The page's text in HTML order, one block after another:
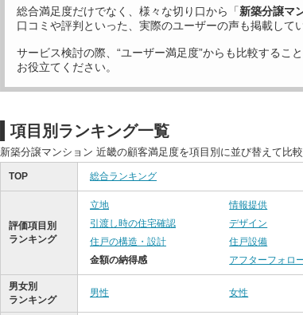
総合満足度だけでなく、様々な切り口から「新築分譲マ
口コミや評判といった、実際のユーザーの声も掲載して
サービス検討の際、“ユーザー満足度”からも比較するこ
お役立てください。
項目別ランキング一覧
新築分譲マンション 近畿の顧客満足度を項目別に並び替えて比較
TOP 総合ランキング
評価項目別
ランキング
立地 情報提供
引渡し時の住宅確認
デザイン
住戸の構造・設計
住戸設備
金額の納得感
アフターフォロ
男女別
ランキング
男性 女性